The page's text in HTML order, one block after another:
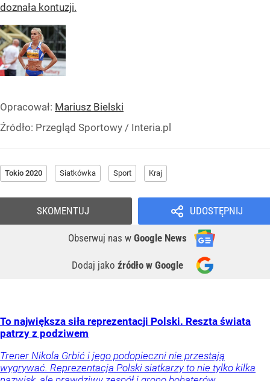
doznała kontuzji.
Opracował: Mariusz Bielski
Źródło: Przegląd Sportowy / Interia.pl
Tokio 2020 Siatkówka Sport Kraj
UDOSTĘPNIJ
Obserwuj nas w Google News
Dodaj jako źródło w Google
SKOMENTUJ
To największa siła reprezentacji Polski. Reszta świata
patrzy z podziwem
Trener Nikola Grbić i jego podopieczni nie przestają
wygrywać. Reprezentacja Polski siatkarzy to nie tylko kilka